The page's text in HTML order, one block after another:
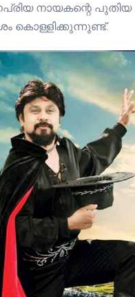
നായകന്റെ
കൊള്ളിക്കുന്നുണ്ട്.